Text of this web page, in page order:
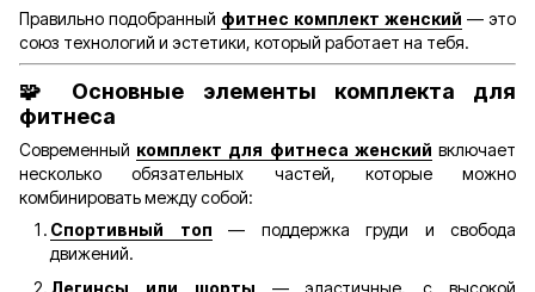
Правильно подобранный фитнес комплект женский — это
союз технологий и эстетики, который работает на тебя.
🧩 Основные элементы комплекта для
фитнеса
Современный комплект для фитнеса женский включает
несколько обязательных частей, которые можно
комбинировать между собой:
Спортивный топ — поддержка груди и свобода
движений.
Легинсы или шорты — эластичные, с высокой